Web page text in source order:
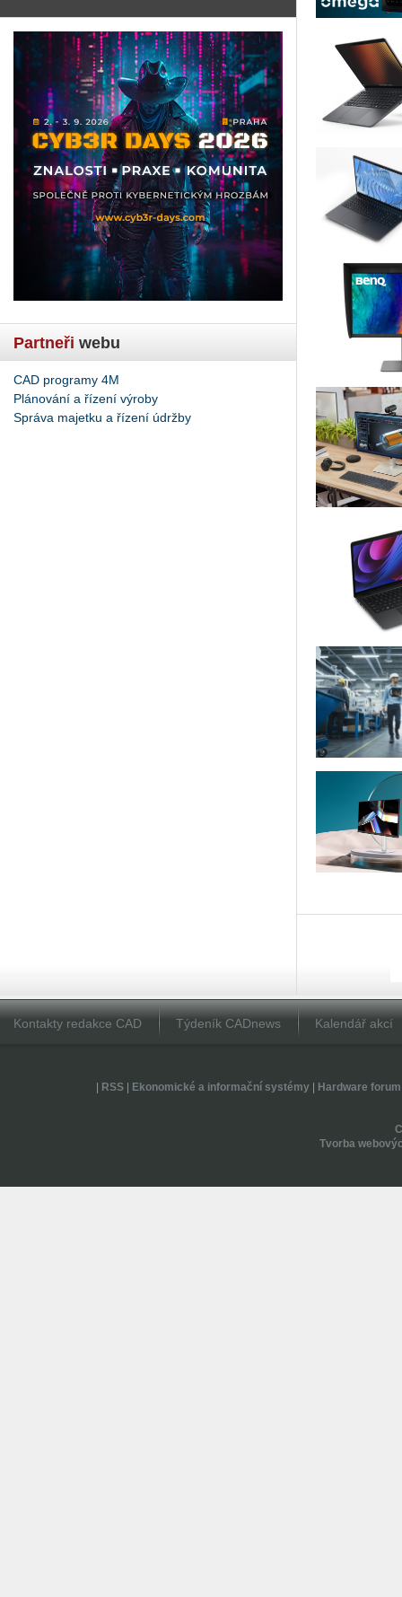
Partneři webu
CAD programy 4M
Plánování a řízení výroby
Správa majetku a řízení údržby
Kontakty redakce CAD Týdeník CADnews Kalendář akcí
RSS| Ekonomické a informační systémy| Hardware forum
Tvorba